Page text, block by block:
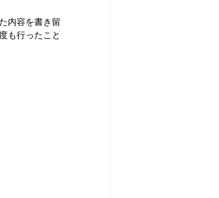
内容を書き留
も行ったこと